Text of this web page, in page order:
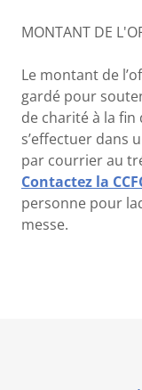
MONTANT DE
Le montant de
gardé pour
de charité à la fin
s’effectuer dans
par courrier au
Contactez la
personne pour
messe.